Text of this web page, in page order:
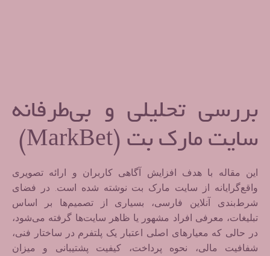
بررسی تحلیلی و بی‌طرفانه
سایت مارک بت (MarkBet)
این مقاله با هدف افزایش آگاهی کاربرانو ارائه تصویری
واقع‌گرایانه از سایت مارک بت نوشته شده است. در فضای
شرط‌بندی آنلاین فارسی، بسیاری از تصمیم‌ها بر اساس
تبلیغات، معرفی افراد مشهور یا ظاهر سایت‌ها گرفته می‌شود،
در حالی که معیارهای اصلی اعتبار یک پلتفرم در
ساختار فنی،
شفافیت مالی، نحوه پرداخت، کیفیت پشتیبانی و میزان